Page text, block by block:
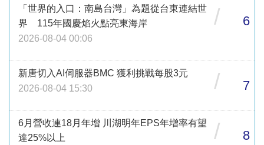
「世界的入口：南島台灣」為題從台東連結世
界 115年國慶焰火點亮東海岸
2026-08-04 00:06
/ 6
新唐切入AI伺服器BMC 獲利挑戰每股3元
2026-08-04 15:30
/ 7
6月營收連18月年增 川湖明年EPS年增率有望
達25%以上
/ 8